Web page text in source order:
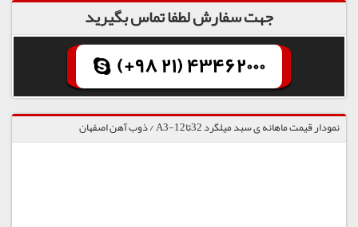
جهت سفارش لطفا تماس بگیرید
(+98 21) 43462000
نمودار قیمت ماهانه ی سبد میلگرد 32تا12-A3 / ذوب آهن اصفهان